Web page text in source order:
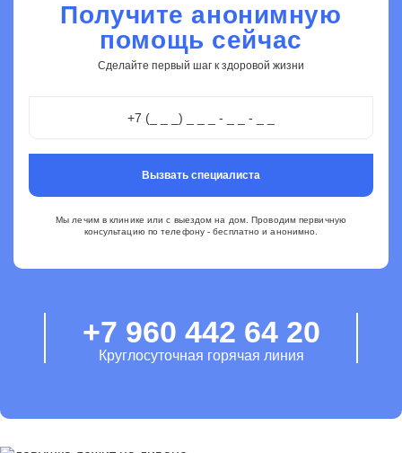
Получите анонимную
помощь сейчас
Сделайте первый шаг к здоровой жизни
Вызвать специалиста
Мы лечим в клинике или с выездом на дом. Проводим первичную
консультацию по телефону - бесплатно и анонимно.
+7 960 442 64 20
Круглосуточная горячая линия